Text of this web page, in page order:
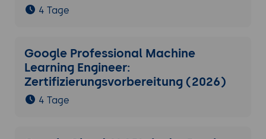
4 Tage
Google Professional Machine
Learning Engineer:
Zertifizierungsvorbereitung (2026)
4 Tage